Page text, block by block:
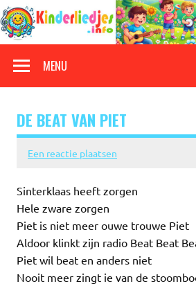
Doorgaan
naar
inhoud
MENU
DE BEAT VAN PIET
Een reactie plaatsen
Sinterklaas heeft zorgen
Hele zware zorgen
Piet is niet meer ouwe trouwe Piet
Aldoor klinkt zijn radio Beat Beat
Piet wil beat en anders niet
Nooit meer zingt ie van de